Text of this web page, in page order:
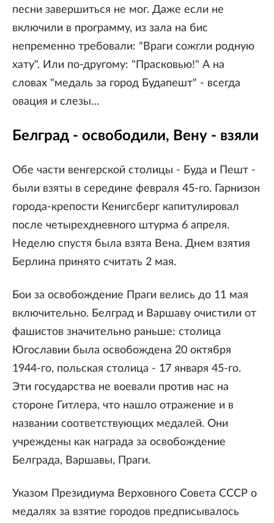
песни завершиться не мог. Даже если не
включили в программу, из зала на бис
непременно требовали: "Враги сожгли родную
хату". Или по-другому: "Прасковью!" А на
словах "медаль за город Будапешт" - всегда
овация и слезы…
Белград - освободили, Вену - взяли
Обе части венгерской столицы - Буда и Пешт -
были взяты в середине февраля 45-го. Гарнизон
города-крепости Кенигсберг капитулировал
после четырехдневного штурма 6 апреля.
Неделю спустя была взята Вена. Днем взятия
Берлина принято считать 2 мая.
Бои за освобождение Праги велись до 11 мая
включительно. Белград и Варшаву очистили от
фашистов значительно раньше: столица
Югославии была освобождена 20 октября
1944-го, польская столица - 17 января 45-го.
Эти государства не воевали против нас на
стороне Гитлера, что нашло отражение и в
названии соответствующих медалей. Они
учреждены как награда за освобождение
Белграда, Варшавы, Праги.
Указом Президиума Верховного Совета СССР о
медалях за взятие городов предписывалось